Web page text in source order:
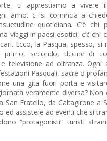
ci apprestiamo a vivere
anno, ci si comincia a
quotidiana. C’è chi
viaggi in paesi esotici, c’è chi
Ecco, la Pasqua, spesso, si
primo, secondo, decine di
televisione ad oltranza. Ogni
Pasquali, sacre o
una gita fuori porta e
veramente diversa? Non
San Fratello, da Caltagirone a
ed assistere ad eventi che si
“protagonisti” turisti